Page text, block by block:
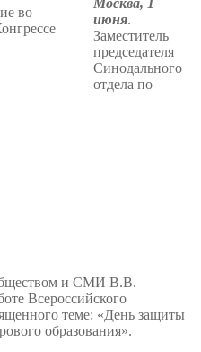
июня.
Заместитель
председателя
Синодального
отдела по
и СМИ В.В.
Всероссийского
теме: «День защиты
образования».